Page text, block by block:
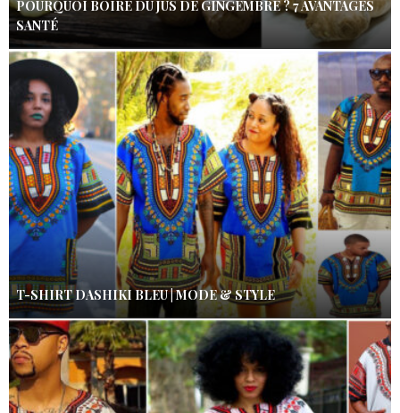
POURQUOI BOIRE DU JUS DE GINGEMBRE ? 7 AVANTAGES
SANTÉ
T-SHIRT DASHIKI BLEU | MODE & STYLE